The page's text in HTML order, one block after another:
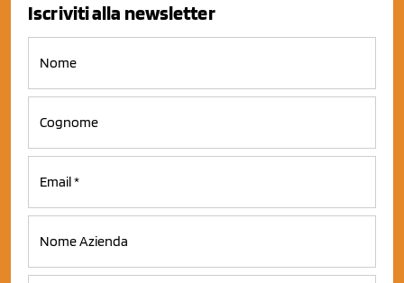
Iscriviti alla newsletter